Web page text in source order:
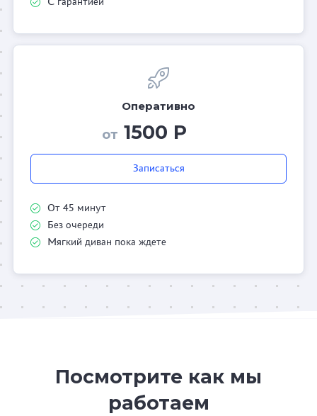
Оперативно
от 1500 Р
Записаться
От 45 минут
Без очереди
Мягкий диван пока ждете
Посмотрите как мы
работаем